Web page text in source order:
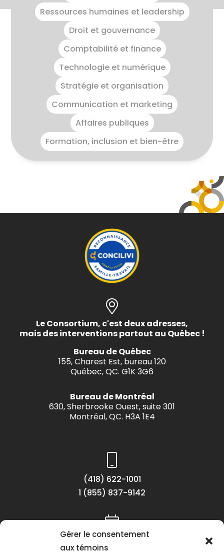
Gérer le consentement
aux témoins
Ressources humaines et leadership
Droit et gouvernance
Comptabilité et finance
Technologie et numérique
Stratégie et organisation
Communication et marketing
Affaires publiques
Formation, inclusion et bien-être
Le Consortium, c'est deux adresses,
mais des interventions partout au Québec !
Bureau de Québec
155, Charest Est, bureau 120
Québec, QC. G1K 3G6
Bureau de Montréal
630, Sherbrooke Ouest, suite 301
Montréal, QC. H3A 1E4
(418) 622-1001
1 (855) 837-9142
Lundi au vendredi